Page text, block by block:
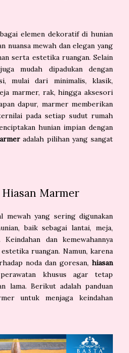
elemen dekoratif di hunian
nuansa mewah dan elegan yang
serta estetika ruangan. Selain
mudah dipadukan dengan
mulai dari minimalis, klasik,
marmer, rak, hingga aksesori
dapur, marmer memberikan
pada setiap sudut rumah
hunian impian dengan
adalah pilihan yang sangat
Marmer
mewah yang sering digunakan
baik sebagai lantai, meja,
dan kemewahannya
ruangan. Namun, karena
noda dan goresan, hiasan
khusus agar tetap
lama. Berikut adalah panduan
untuk menjaga keindahan